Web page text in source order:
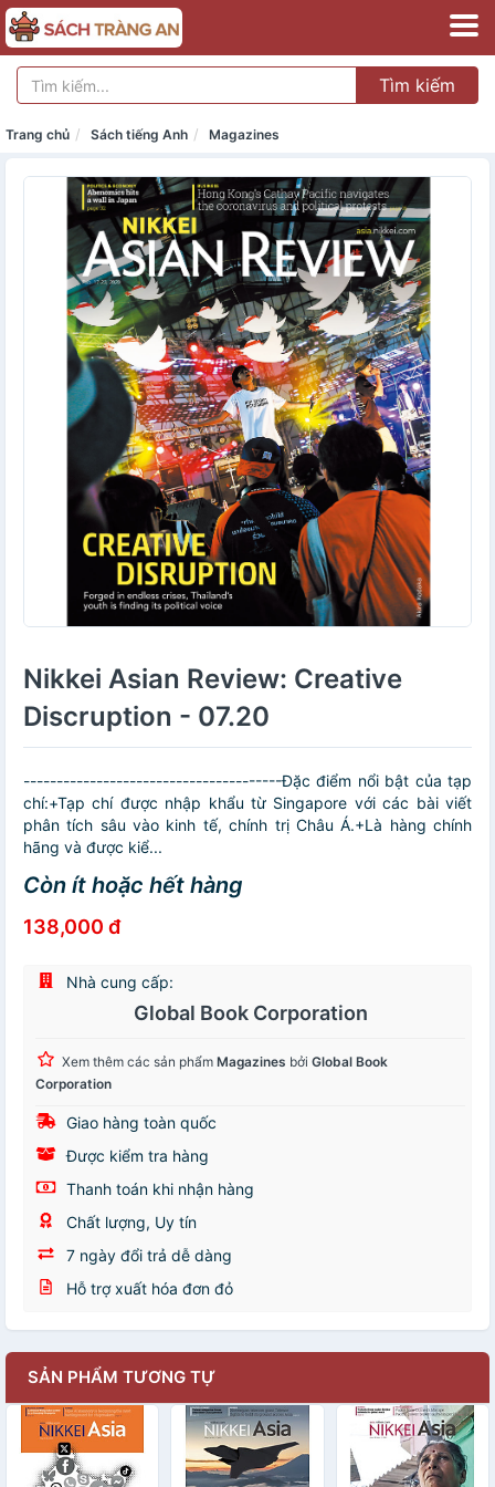
Tìm kiếm
Trang chủ Sách tiếng Anh Magazines
Nikkei Asian Review: Creative
Discruption - 07.20
---------------------------------------Đặc điểm nổi bật của tạp
chí:+Tạp chí được nhập khẩu từ Singapore với các bài viết
phân tích sâu vào kinh tế, chính trị Châu Á.+Là hàng chính
hãng và được kiể...
Còn ít hoặc hết hàng
138,000 đ
Nhà cung cấp:
Global Book Corporation
Xem thêm các sản phẩm Magazines bởi Global Book
Corporation
Giao hàng toàn quốc
Được kiểm tra hàng
Thanh toán khi nhận hàng
Chất lượng, Uy tín
7 ngày đổi trả dễ dàng
Hỗ trợ xuất hóa đơn đỏ
SẢN PHẨM TƯƠNG TỰ